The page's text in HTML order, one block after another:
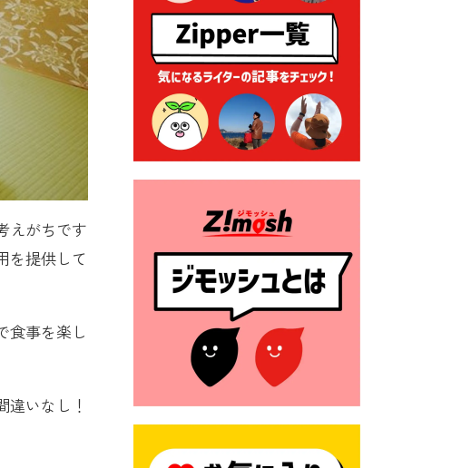
えがちです
を提供して
食事を楽し
いなし！
2026年7月9日 廃食用油の回
収
2026年7月7日 「おゆずりコ
ーナー」について
2026年7月1日 豊前市民プール
一般開放
（令和８年４月１日施行）
格改定
2026年6月23日 公告一覧（市
内業者対象）を更新しまし
2026年6月23日 （一財）豊前
市佐野・則尾育英会奨学生募